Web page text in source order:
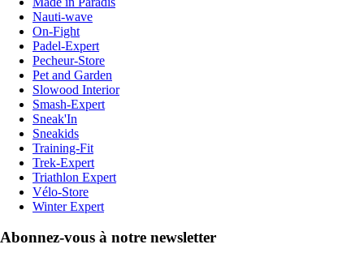
Nauti-wave
On-Fight
Padel-Expert
Pecheur-Store
Pet and Garden
Slowood Interior
Smash-Expert
Sneak'In
Sneakids
Training-Fit
Trek-Expert
Triathlon Expert
Vélo-Store
Winter Expert
Abonnez-vous à notre newsletter